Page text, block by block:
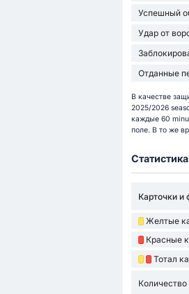
Успешный
Удар от
Отданные
В качестве
2025/2026
каждые 60
поле. В то же
Карточки и
Желтые
Красные
Тотал